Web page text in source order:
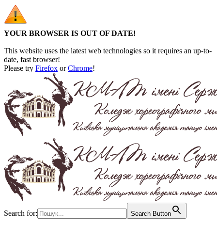
YOUR BROWSER IS OUT OF DATE!
This website uses the latest web technologies so it requires an up-to-
date, fast browser!
Please try Firefox orChrome!
Search for: Search Button